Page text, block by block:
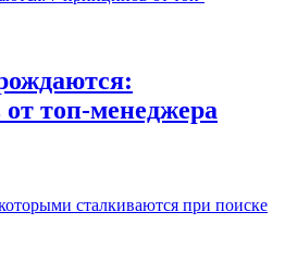
топ-менеджера